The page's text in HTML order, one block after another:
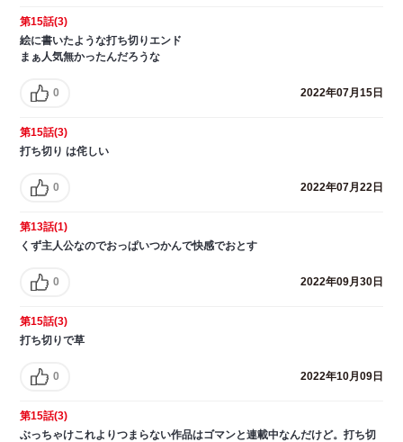
第15話(3)
絵に書いたような打ち切りエンド
まぁ人気無かったんだろうな
0 2022年07月15日
第15話(3)
打ち切り は侘しい
0 2022年07月22日
第13話(1)
くず主人公なのでおっぱいつかんで快感でおとす
0 2022年09月30日
第15話(3)
打ち切りで草
0 2022年10月09日
第15話(3)
ぶっちゃけこれよりつまらない作品はゴマンと連載中なんだけど。打ち切